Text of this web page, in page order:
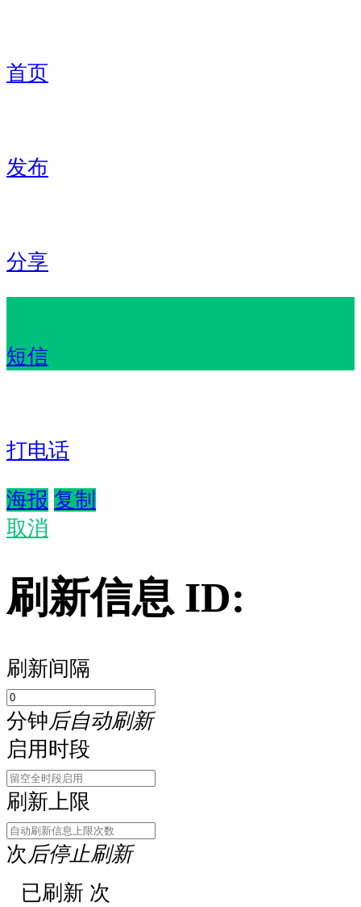
首页
发布
分享
短信
打电话
海报 复制
取消
刷新信息 ID:
刷新间隔
分钟后自动刷新
启用时段
刷新上限
次后停止刷新
已刷新 次